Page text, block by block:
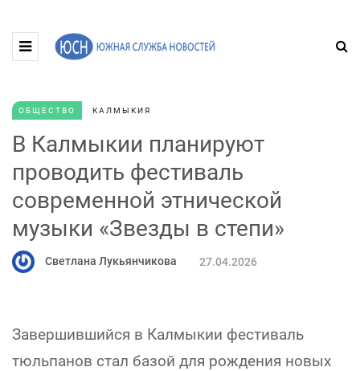
ОБЩЕСТВО КАЛМЫКИЯ
В Калмыкии планируют
проводить фестиваль
современной этнической
музыки «Звезды в степи»
Светлана Лукьянчикова 27.04.2026
Завершившийся в Калмыкии фестиваль
тюльпанов стал базой для рождения новых